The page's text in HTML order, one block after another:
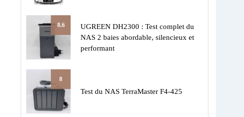
8.6
UGREEN DH2300 : Test complet du
NAS 2 baies abordable, silencieux et
performant
8
Test du NAS TerraMaster F4-425